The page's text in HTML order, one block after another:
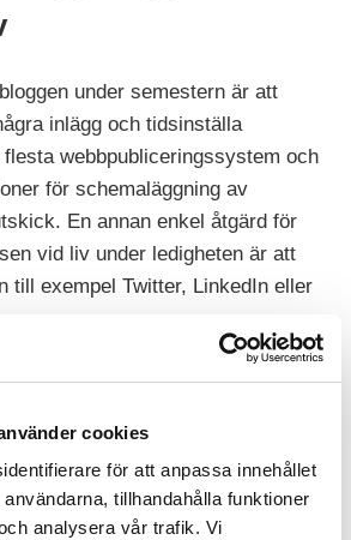
cookies
för att anpassa innehållet
tillhandahålla funktioner
analysera vår trafik. Vi
under semestern är att
inlägg och tidsinställa
webbpubliceringssystem och
för schemaläggning av
En annan enkel åtgärd för
vid liv under ledigheten är att
till exempel Twitter, LinkedIn eller
tid till att producera innehåll i
under sommaren – varför inte ta
Många av våra kunder väljer att